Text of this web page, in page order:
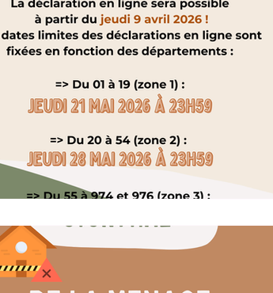
ADMINISTRATIVES SANTE/ALIMENTATION